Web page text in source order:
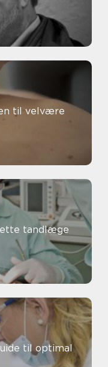
til velvære
tandlæge
til optimal